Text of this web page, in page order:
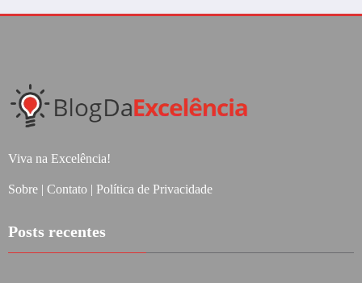
Viva na Excelência!
Sobre | Contato | Política de Privacidade
Posts recentes